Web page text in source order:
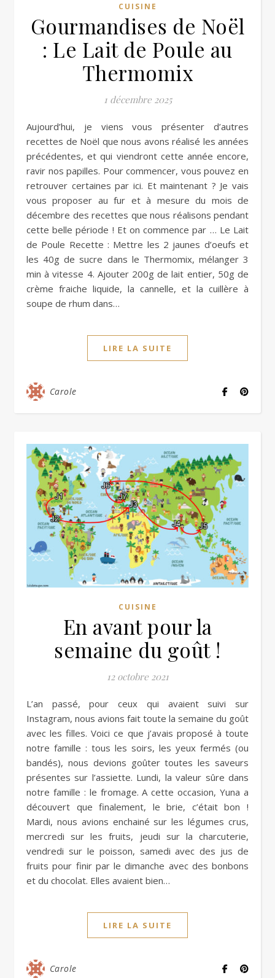
CUISINE
Gourmandises de Noël
: Le Lait de Poule au
Thermomix
1 décembre 2025
Aujourd’hui, je viens vous présenter d’autres
recettes de Noël que nous avons réalisé les années
précédentes, et qui viendront cette année encore,
ravir nos papilles. Pour commencer, vous pouvez en
retrouver certaines par ici. Et maintenant ? Je vais
vous proposer au fur et à mesure du mois de
décembre des recettes que nous réalisons pendant
cette belle période ! Et on commence par … Le Lait
de Poule Recette : Mettre les 2 jaunes d’oeufs et
les 40g de sucre dans le Thermomix, mélanger 3
min à vitesse 4. Ajouter 200g de lait entier, 50g de
crème fraiche liquide, la cannelle, et la cuillère à
soupe de rhum dans…
LIRE LA SUITE
Carole
CUISINE
En avant pour la
semaine du goût !
12 octobre 2021
L’an passé, pour ceux qui avaient suivi sur
Instagram, nous avions fait toute la semaine du goût
avec les filles. Voici ce que j’avais proposé à toute
notre famille : tous les soirs, les yeux fermés (ou
bandés), nous devions goûter toutes les saveurs
présentes sur l’assiette. Lundi, la valeur sûre dans
notre famille : le fromage. A cette occasion, Yuna a
découvert que finalement, le brie, c’était bon !
Mardi, nous avions enchainé sur les légumes crus,
mercredi sur les fruits, jeudi sur la charcuterie,
vendredi sur le poisson, samedi avec des jus de
fruits pour finir par le dimanche avec des bonbons
et du chocolat. Elles avaient bien…
LIRE LA SUITE
Carole